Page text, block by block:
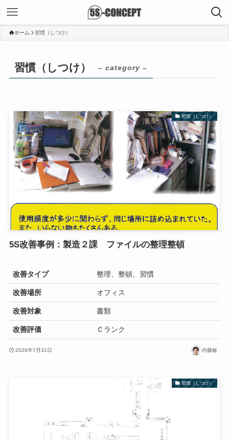
ホーム 習慣（しつけ）
習慣（しつけ） – category –
習慣（しつけ）
5S改善事例：製造２課 ファイルの整理整頓
改善タイプ 整理、整頓、習慣
改善場所 オフィス
改善対象 書類
改善評価 Ｃランク
2026年7月31日 内藤敏
習慣（しつけ）